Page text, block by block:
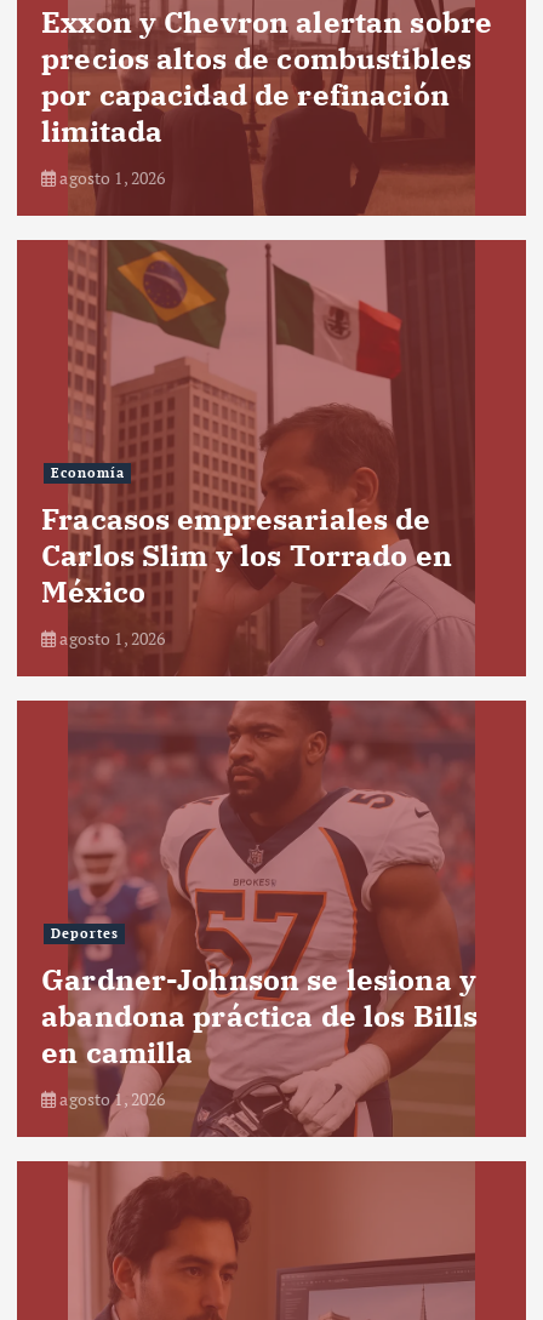
Exxon y Chevron alertan sobre
precios altos de combustibles
por capacidad de refinación
limitada
agosto 1, 2026
Economía
Fracasos empresariales de
Carlos Slim y los Torrado en
México
agosto 1, 2026
Deportes
Gardner-Johnson se lesiona y
abandona práctica de los Bills
en camilla
agosto 1, 2026